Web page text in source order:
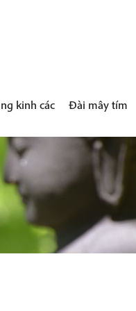
kinh các Đài mây tím